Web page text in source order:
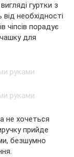
гуртки з
необхідності
чіпсів порадує
для
не хочеться
прийде
безшумно